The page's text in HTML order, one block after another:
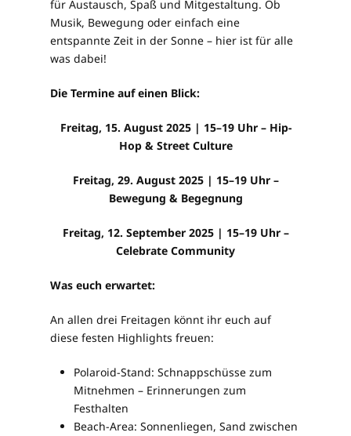
für Austausch, Spaß und Mitgestaltung. Ob
Musik, Bewegung oder einfach eine
entspannte Zeit in der Sonne – hier ist für alle
was dabei!
Die Termine auf einen Blick:
Freitag, 15. August 2025 | 15–19 Uhr – Hip-
Hop & Street Culture
Freitag, 29. August 2025 | 15–19 Uhr –
Bewegung & Begegnung
Freitag, 12. September 2025 | 15–19 Uhr –
Celebrate Community
Was euch erwartet:
An allen drei Freitagen könnt ihr euch auf
diese festen Highlights freuen:
Polaroid-Stand: Schnappschüsse zum
Mitnehmen – Erinnerungen zum
Festhalten
Beach-Area: Sonnenliegen, Sand zwischen